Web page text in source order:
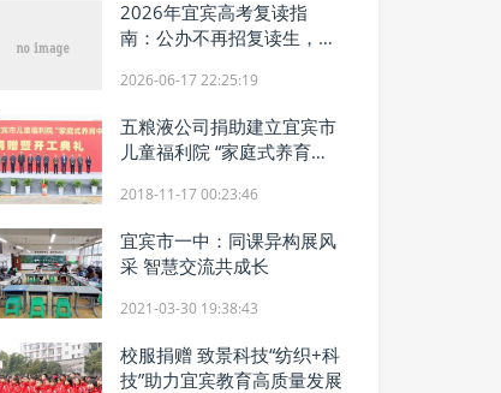
2026年宜宾高考复读指
南：公办不再招复读生，家
2026-06-17 22:25:19
五粮液公司捐助建立宜宾市
儿童福利院 “家庭式养育中
2018-11-17 00:23:46
宜宾市一中：同课异构展风
采 智慧交流共成长
2021-03-30 19:38:43
校服捐赠 致景科技“纺织+科
技”助力宜宾教育高质量发展